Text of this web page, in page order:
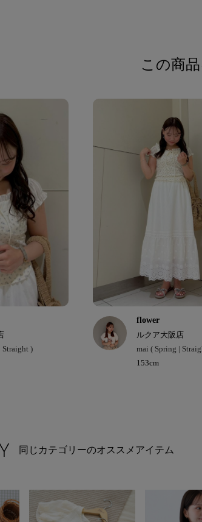
この商
Straight )
flower
ルクア大阪店
mai ( Spring |
153cm
同じカテゴリーのオススメアイテム